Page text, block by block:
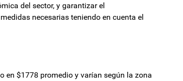
del sector, y garantizar el
necesarias teniendo en cuenta el
en $1778 promedio y varían según la zona